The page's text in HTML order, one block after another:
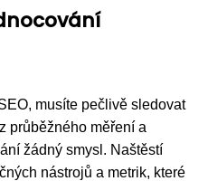
musíte pečlivě sledovat
průběžného měření a
žádný smysl. Naštěstí
nástrojů a metrik, které